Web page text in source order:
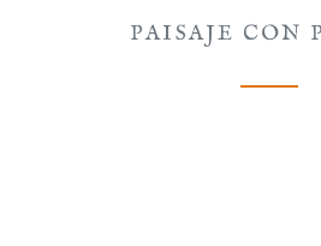
PAISAJE CON